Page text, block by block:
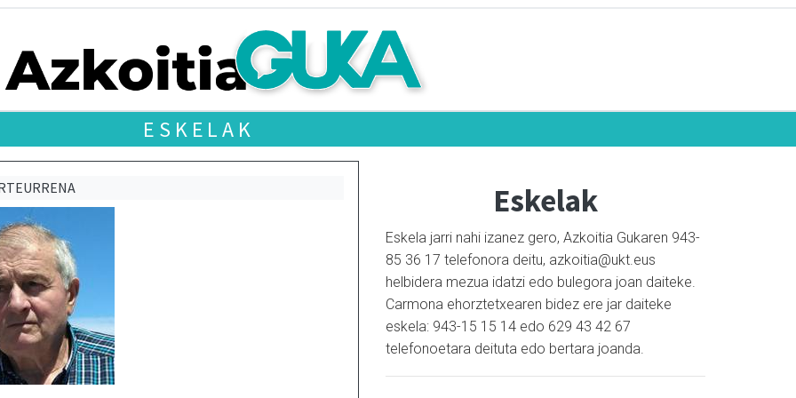
ESKELAK
Eskelak
Eskela jarri nahi izanez gero, Azkoitia Gukaren 943-
85 36 17 telefonora deitu, azkoitia@ukt.eus
helbidera mezua idatzi edo bulegora joan daiteke.
Carmona ehorztetxearen bidez ere jar daiteke
eskela: 943-15 15 14 edo 629 43 42 67
telefonoetara deituta edo bertara joanda.